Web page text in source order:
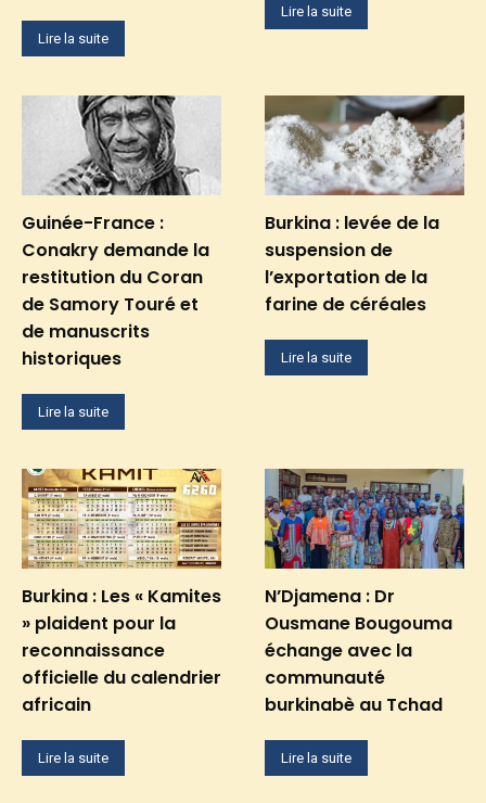
Lire la suite
Lire la suite
Guinée-France :
Conakry demande la
restitution du Coran
de Samory Touré et
de manuscrits
historiques
Lire la suite
Burkina : levée de la
suspension de
l’exportation de la
farine de céréales
Lire la suite
Burkina : Les « Kamites
» plaident pour la
reconnaissance
officielle du calendrier
africain
Lire la suite
N’Djamena : Dr
Ousmane Bougouma
échange avec la
communauté
burkinabè au Tchad
Lire la suite